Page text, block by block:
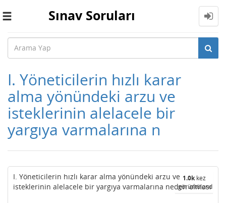
Toggle
Sınav Soruları
I. Yöneticilerin hızlı karar
alma yönündeki arzu ve
isteklerinin alelacele bir
yargıya varmalarına n
1.0kkez
görüntülendi
I. Yöneticilerin hızlı karar alma yönündeki arzu ve
isteklerinin alelacele bir yargıya varmalarına neden olması